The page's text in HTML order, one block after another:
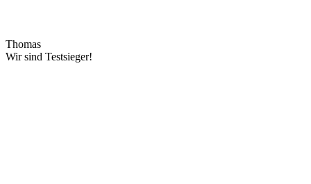
Thomas
Wir sind Testsieger!